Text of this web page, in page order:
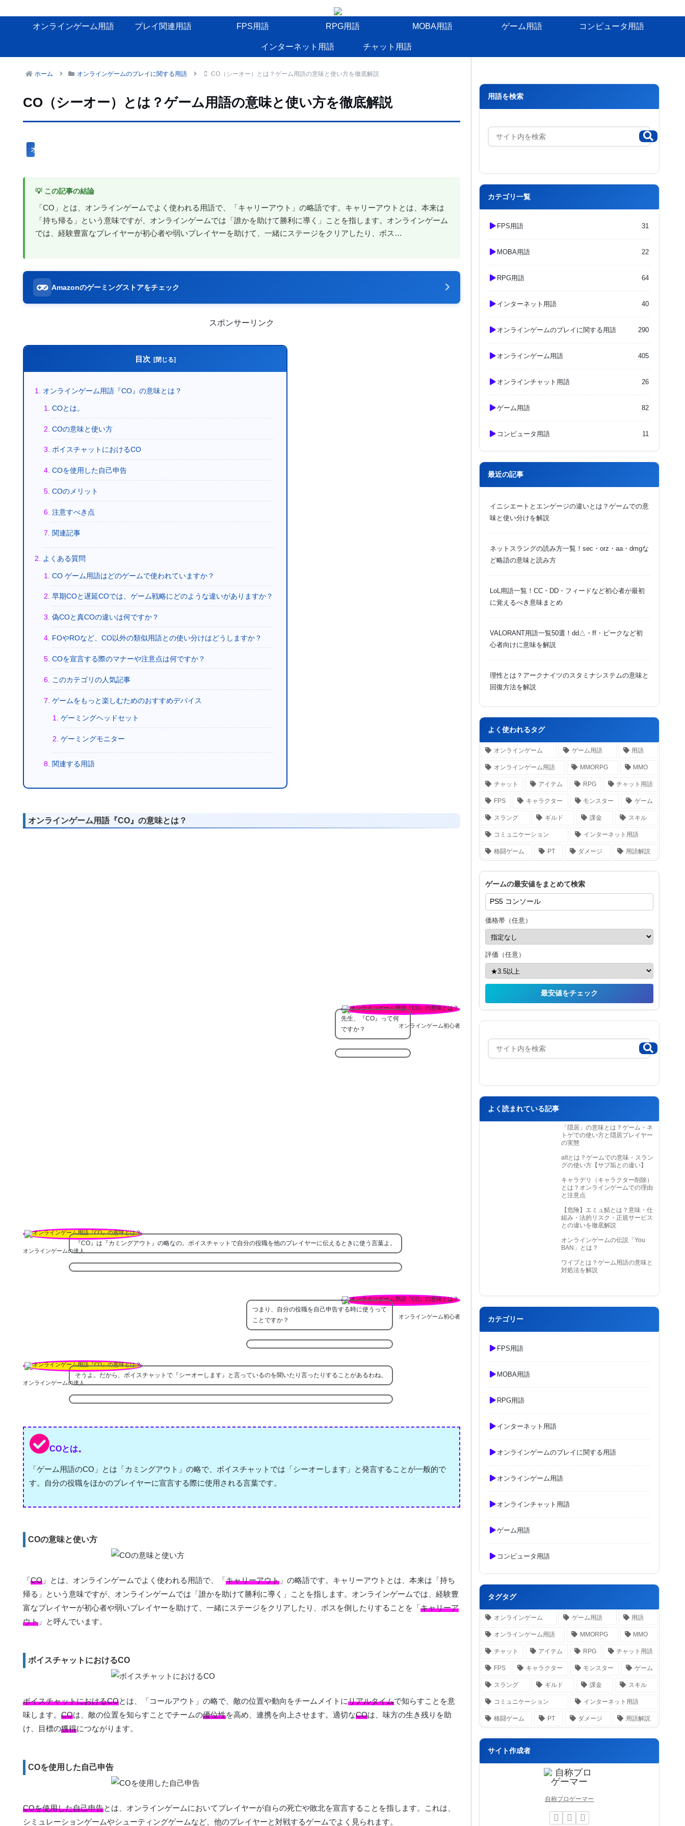
オンラインゲーム用語 プレイ関連用語 FPS用語 RPG用語 MOBA用語 ゲーム用語 コンピュータ用語
インターネット用語 チャット用語
ホーム オンラインゲームのプレイに関する用語 CO（シーオー）とは？ゲーム用語の意味と使い方を徹底解説
CO（シーオー）とは？ゲーム用語の意味と使い方を徹底解説
オンラインゲームのプレイに関する用語
💡 この記事の結論
「CO」とは、オンラインゲームでよく使われる用語で、「キャリーアウト」の略語です。キャリーアウトとは、本来は
「持ち帰る」という意味ですが、オンラインゲームでは「誰かを助けて勝利に導く」ことを指します。オンラインゲーム
では、経験豊富なプレイヤーが初心者や弱いプレイヤーを助けて、一緒にステージをクリアしたり、ボス…
Amazonのゲーミングストアをチェック
スポンサーリンク
目次
オンラインゲーム用語『CO』の意味とは？
COとは。
COの意味と使い方
ボイスチャットにおけるCO
COを使用した自己申告
COのメリット
注意すべき点
関連記事
よくある質問
CO ゲーム用語はどのゲームで使われていますか？
早期COと遅延COでは、ゲーム戦略にどのような違いがありますか？
偽COと真COの違いは何ですか？
FOやROなど、CO以外の類似用語との使い分けはどうしますか？
COを宣言する際のマナーや注意点は何ですか？
このカテゴリの人気記事
ゲームをもっと楽しむためのおすすめデバイス
ゲーミングヘッドセット
ゲーミングモニター
関連する用語
オンラインゲーム用語『CO』の意味とは？
オンラインゲーム初心者
先生、『CO』って何
ですか？
オンラインゲームの達人
『CO』は『カミングアウト』の略なの。ボイスチャットで自分の役職を他のプレイヤーに伝えるときに使う言葉よ。
オンラインゲーム初心者
つまり、自分の役職を自己申告する時に使うって
ことですか？
オンラインゲームの達人
そうよ。だから、ボイスチャットで『シーオーします』と言っているのを聞いたり言ったりすることがあるわね。
COとは。
「ゲーム用語のCO」とは「カミングアウト」の略で、ボイスチャットでは「シーオーします」と発言することが一般的で
す。自分の役職をほかのプレイヤーに宣言する際に使用される言葉です。
COの意味と使い方
「CO 」とは、オンラインゲームでよく使われる用語で、「キャリーアウト 」の略語です。キャリーアウトとは、本来は「持ち
帰る」という意味ですが、オンラインゲームでは「誰かを助けて勝利に導く」ことを指します。オンラインゲームでは、経験豊
富なプレイヤーが初心者や弱いプレイヤーを助けて、一緒にステージをクリアしたり、ボスを倒したりすることを「キャリーア
ウト 」と呼んでいます。
ボイスチャットにおけるCO
ボイスチャットにおけるCOとは、「コールアウト」の略で、敵の位置や動向をチームメイトにリアルタイムで知らすことを意
味します。 COは、敵の位置を知らすことでチームの優位性を高め、連携を向上させます。適切なCOは、味方の生き残りを助
け、目標の獲得につながります。
COを使用した自己申告
COを使用した自己申告とは、オンラインゲームにおいてプレイヤーが自らの死亡や敗北を宣言することを指します。これは、
シミュレーションゲームやシューティングゲームなど、他のプレイヤーと対戦するゲームでよく見られます。
用語を検索
カテゴリ一覧
FPS用語 31
MOBA用語 22
RPG用語 64
インターネット用語 40
オンラインゲームのプレイに関する用語 290
オンラインゲーム用語 405
オンラインチャット用語 26
ゲーム用語 82
コンピュータ用語 11
最近の記事
イニシエートとエンゲージの違いとは？ゲームでの意
味と使い分けを解説
ネットスラングの読み方一覧！sec・orz・aa・dmgな
ど略語の意味と読み方
LoL用語一覧！CC・DD・フィードなど初心者が最初
に覚えるべき意味まとめ
VALORANT用語一覧50選！dd△・ff・ピークなど初
心者向けに意味を解説
理性とは？アークナイツのスタミナシステムの意味と
回復方法を解説
よく使われるタグ
オンラインゲーム ゲーム用語 用語
オンラインゲーム用語 MMORPG MMO
チャット アイテム RPG チャット用語
FPS キャラクター モンスター ゲーム
スラング ギルド 課金 スキル
コミュニケーション インターネット用語
格闘ゲーム PT ダメージ 用語解説
ゲームの最安値をまとめて検索
価格帯（任意）
評価（任意）
最安値をチェック
よく読まれている記事
「隠居」の意味とは？ゲーム・ネ
トゲでの使い方と隠居プレイヤー
の実態
altとは？ゲームでの意味・スラン
グの使い方【サブ垢との違い】
キャラデリ（キャラクター削除）
とは？オンラインゲームでの理由
と注意点
【危険】エミュ鯖とは？意味・仕
組み・法的リスク・正規サービス
との違いを徹底解説
オンラインゲームの伝説「You
BAN」とは？
ワイプとは？ゲーム用語の意味と
対処法を解説
カテゴリー
FPS用語
MOBA用語
RPG用語
インターネット用語
オンラインゲームのプレイに関する用語
オンラインゲーム用語
オンラインチャット用語
ゲーム用語
コンピュータ用語
タグタグ
オンラインゲーム ゲーム用語 用語
オンラインゲーム用語 MMORPG MMO
チャット アイテム RPG チャット用語
FPS キャラクター モンスター ゲーム
スラング ギルド 課金 スキル
コミュニケーション インターネット用語
格闘ゲーム PT ダメージ 用語解説
サイト作成者
自称プロゲーマー